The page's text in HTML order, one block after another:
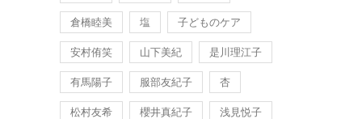
倉橋睦美 塩 子どものケア
安村侑笑 山下美紀 是川理江子
有馬陽子 服部友紀子 杏
松村友希 櫻井真紀子 浅見悦子